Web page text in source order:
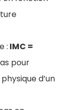
: IMC =
pour
d’un